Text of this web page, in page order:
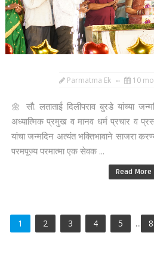
Parmatma Ek 10
🌼 सौ. लताताई दिलीपराव बुरडे यांच्या
अध्यात्मिक प्रमुख व मानव धर्म प्रचार व
यांचा जन्मदिन अत्यंत भक्तिभावाने साजरा
परमपूज्य परमात्मा एक सेवक ...
Read More
1 2 3 4 5 ...